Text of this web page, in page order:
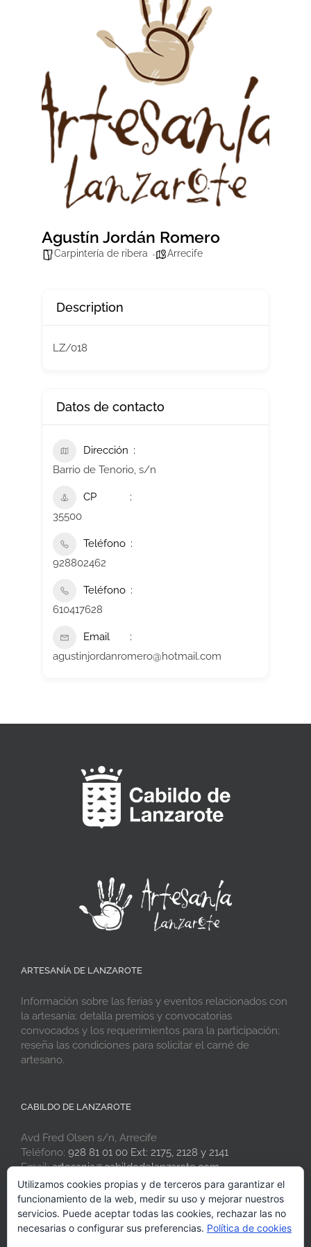
Agustín Jordán Romero
Carpintería de ribera Arrecife
Description
LZ/018
Datos de contacto
Dirección
Barrio de Tenorio, s/n
CP
35500
Teléfono
928802462
Teléfono
610417628
Email
agustinjordanromero@hotmail.com
ARTESANÍA DE LANZAROTE
Información sobre las ferias y eventos relacionados con
la artesanía; detalla premios y convocatorias
convocados y los requerimientos para la participación;
reseña las condiciones para solicitar el carné de
artesano.
CABILDO DE LANZAROTE
Avd Fred Olsen s/n, Arrecife
Teléfono: 928 81 01 00 Ext: 2175, 2128 y 2141
Email:artesania@cabildodelanzarote.com
Web:www.artesaniadelanzarote.com
Utilizamos cookies propias y de terceros para garantizar el
funcionamiento de la web, medir su uso y mejorar nuestros
servicios. Puede aceptar todas las cookies, rechazar las no
necesarias o configurar sus preferencias. Política de cookies